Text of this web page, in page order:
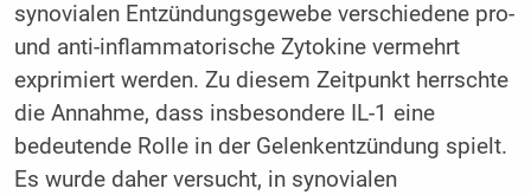
synovialen Entzündungsgewebe verschiedene pro-
und anti-inflammatorische Zytokine vermehrt
exprimiert werden. Zu diesem Zeitpunkt herrschte
die Annahme, dass insbesondere IL-1 eine
bedeutende Rolle in der Gelenkentzündung spielt.
Es wurde daher versucht, in synovialen